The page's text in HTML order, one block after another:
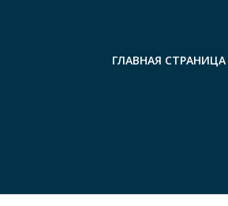
ГЛАВНАЯ СТРАНИЦА